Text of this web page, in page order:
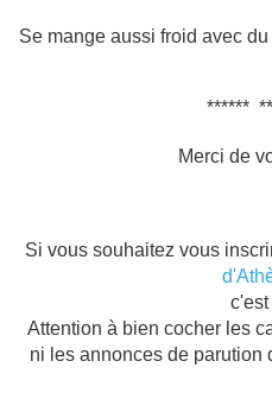
Se mange aussi froid avec
******
Merci de
Si vous souhaitez vous
c'est
Attention à bien cocher les
ni les annonces de parution